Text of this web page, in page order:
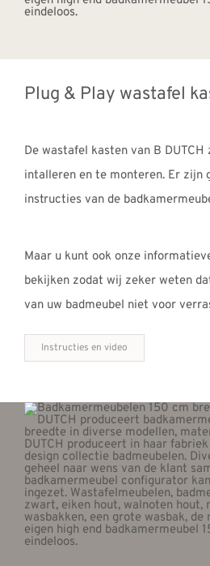
Plug & Play wastafel
De wastafel kasten van B
intalleren en te monteren. Er zijn
instructies van de
Maar u kunt ook onze
bekijken zodat wij zeker weten
van uw badmeubel niet voor
Instructies en video